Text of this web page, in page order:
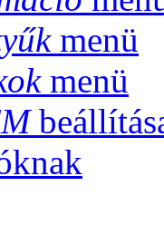
menü
menü